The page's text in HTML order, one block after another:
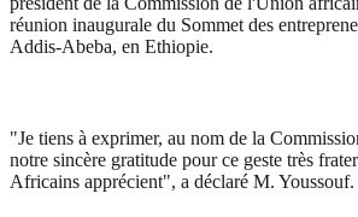
réunion inaugurale du Sommet des
Addis-Abeba, en Ethiopie.
"Je tiens à exprimer, au nom de la
notre sincère gratitude pour ce geste très
Africains apprécient", a déclaré M. Youssouf.